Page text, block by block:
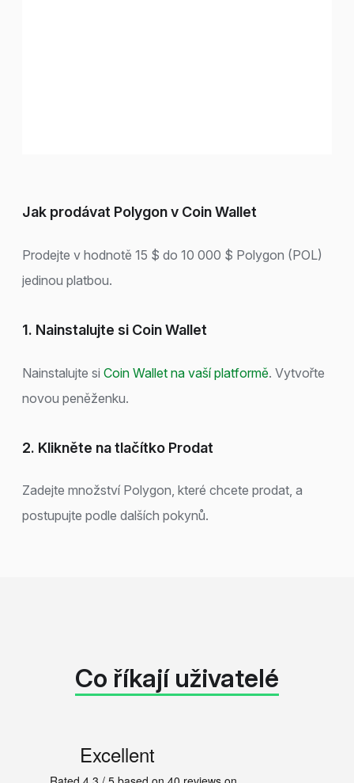
Jak prodávat Polygon v Coin Wallet
Prodejte v hodnotě 15 $ do 10 000 $ Polygon (POL)
jedinou platbou.
1. Nainstalujte si Coin Wallet
Nainstalujte si Coin Wallet na vaší platformě. Vytvořte
novou peněženku.
2. Klikněte na tlačítko Prodat
Zadejte množství Polygon, které chcete prodat, a
postupujte podle dalších pokynů.
Co říkají uživatelé